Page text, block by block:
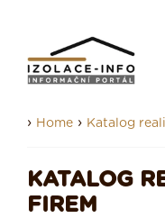
› Home › Katalog
KATALOG
FIREM